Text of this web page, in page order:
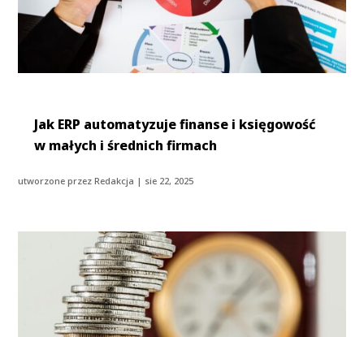
Jak ERP automatyzuje finanse i księgowość
w małych i średnich firmach
utworzone przezRedakcja | sie 22, 2025